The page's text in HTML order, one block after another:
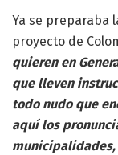
Ya se preparaba
proyecto de
quieren en
que lleven
todo nudo que
aquí los
municipalidades,